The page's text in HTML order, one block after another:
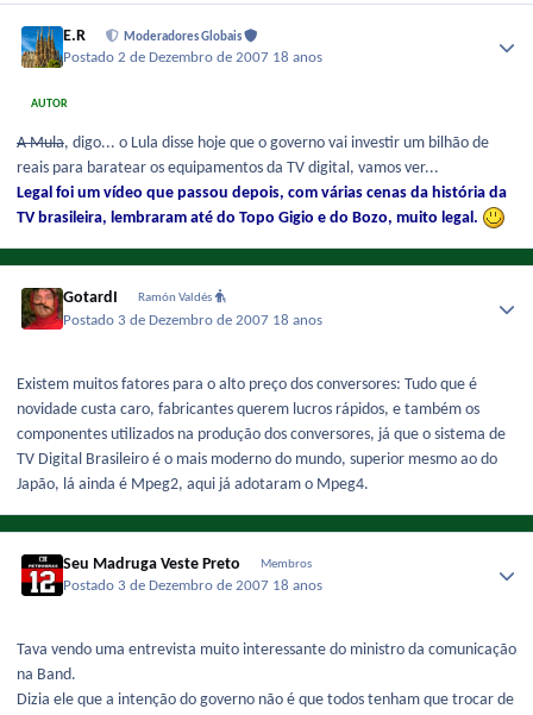
E.R Moderadores Globais
Postado2 de Dezembro de 2007 18 anos
AUTOR
A Mula, digo... o Lula disse hoje que o governo vai investir um bilhão de
reais para baratear os equipamentos da TV digital, vamos ver...
Legal foi um vídeo que passou depois, com várias cenas da história da
TV brasileira, lembraram até do Topo Gigio e do Bozo, muito legal.
GotardI Ramón Valdés
Postado 3 de Dezembro de 2007 18 anos
Existem muitos fatores para o alto preço dos conversores: Tudo que é
novidade custa caro, fabricantes querem lucros rápidos, e também os
componentes utilizados na produção dos conversores, já que o sistema de
TV Digital Brasileiro é o mais moderno do mundo, superior mesmo ao do
Japão, lá ainda é Mpeg2, aqui já adotaram o Mpeg4.
Seu Madruga Veste Preto Membros
Postado 3 de Dezembro de 2007 18 anos
Tava vendo uma entrevista muito interessante do ministro da comunicação
na Band.
Dizia ele que a intenção do governo não é que todos tenham que trocar de